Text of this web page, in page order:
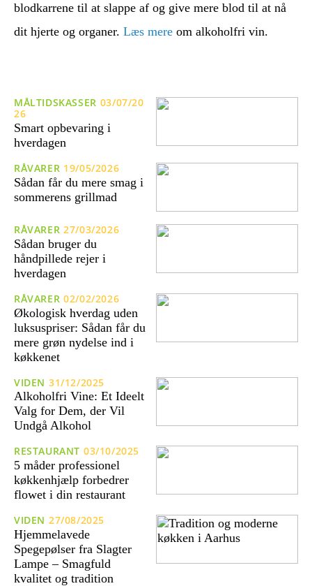
blodkarrene til at slappe af og give mere blod til at nå
dit hjerte og organer. Læs mere om alkoholfri vin.
MÅLTIDSKASSER 03/07/20
26
Smart opbevaring i
hverdagen
RÅVARER 19/05/2026
Sådan får du mere smag i
sommerens grillmad
RÅVARER 27/03/2026
Sådan bruger du
håndpillede rejer i
hverdagen
RÅVARER 02/02/2026
Økologisk hverdag uden
luksuspriser: Sådan får du
mere grøn nydelse ind i
køkkenet
VIDEN 31/12/2025
Alkoholfri Vine: Et Ideelt
Valg for Dem, der Vil
Undgå Alkohol
RESTAURANT 03/10/2025
5 måder professionel
køkkenhjælp forbedrer
flowet i din restaurant
VIDEN 27/08/2025
Hjemmelavede
Spegepølser fra Slagter
Lampe – Smagfuld
kvalitet og tradition